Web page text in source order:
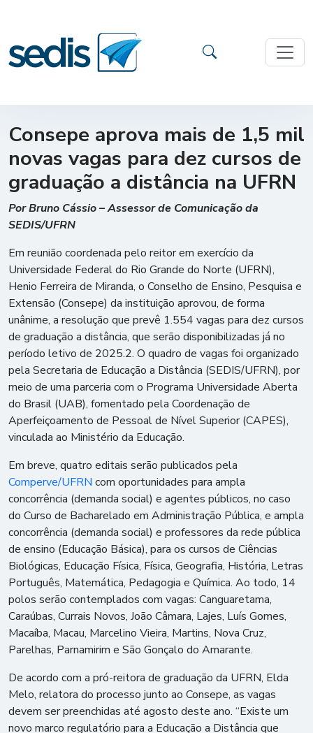
Consepe aprova mais de 1,5 mil
novas vagas para dez cursos de
graduação a distância na UFRN
Por Bruno Cássio – Assessor de Comunicação da
SEDIS/UFRN
Em reunião coordenada pelo reitor em exercício da
Universidade Federal do Rio Grande do Norte (UFRN),
Henio Ferreira de Miranda, o Conselho de Ensino, Pesquisa e
Extensão (Consepe) da instituição aprovou, de forma
unânime, a resolução que prevê 1.554 vagas para dez cursos
de graduação a distância, que serão disponibilizadas já no
período letivo de 2025.2. O quadro de vagas foi organizado
pela Secretaria de Educação a Distância (SEDIS/UFRN), por
meio de uma parceria com o Programa Universidade Aberta
do Brasil (UAB), fomentado pela Coordenação de
Aperfeiçoamento de Pessoal de Nível Superior (CAPES),
vinculada ao Ministério da Educação.
Em breve, quatro editais serão publicados pela
Comperve/UFRN com oportunidades para ampla
concorrência (demanda social) e agentes públicos, no caso
do Curso de Bacharelado em Administração Pública, e ampla
concorrência (demanda social) e professores da rede pública
de ensino (Educação Básica), para os cursos de Ciências
Biológicas, Educação Física, Física, Geografia, História, Letras
Português, Matemática, Pedagogia e Química. Ao todo, 14
polos serão contemplados com vagas: Canguaretama,
Caraúbas, Currais Novos, João Câmara, Lajes, Luís Gomes,
Macaíba, Macau, Marcelino Vieira, Martins, Nova Cruz,
Parelhas, Parnamirim e São Gonçalo do Amarante.
De acordo com a pró-reitora de graduação da UFRN, Elda
Melo, relatora do processo junto ao Consepe, as vagas
devem ser preenchidas até agosto deste ano. “Existe um
novo marco regulatório para a Educação a Distância que